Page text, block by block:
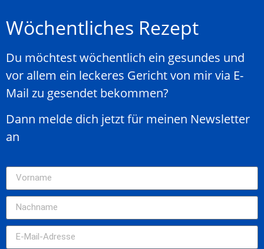
Wöchentliches Rezept
Du möchtest wöchentlich ein gesundes und
vor allem ein leckeres Gericht von mir via E-
Mail zu gesendet bekommen?
Dann melde dich jetzt für meinen Newsletter
an